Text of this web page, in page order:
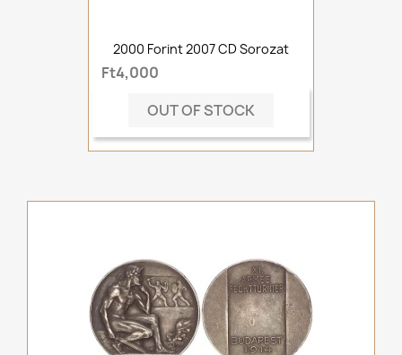
2000 Forint 2007 CD Sorozat
Ft4,000
OUT OF STOCK